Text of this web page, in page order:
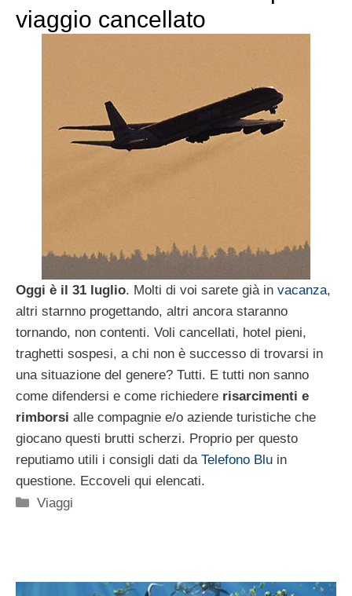
viaggio cancellato
Oggi è il 31 luglio. Molti di voi sarete già in vacanza,
altri starnno progettando, altri ancora staranno
tornando, non contenti. Voli cancellati, hotel pieni,
traghetti sospesi, a chi non è successo di trovarsi in
una situazione del genere? Tutti. E tutti non sanno
come difendersi e come richiedere risarcimenti e
rimborsi alle compagnie e/o aziende turistiche che
giocano questi brutti scherzi. Proprio per questo
reputiamo utili i consigli dati da Telefono Blu in
questione. Eccoveli qui elencati.
Categorie
Viaggi